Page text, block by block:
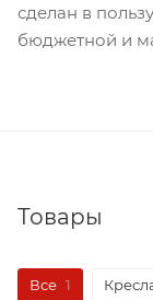
сделан в
бюджетной и
Товары
Все 1